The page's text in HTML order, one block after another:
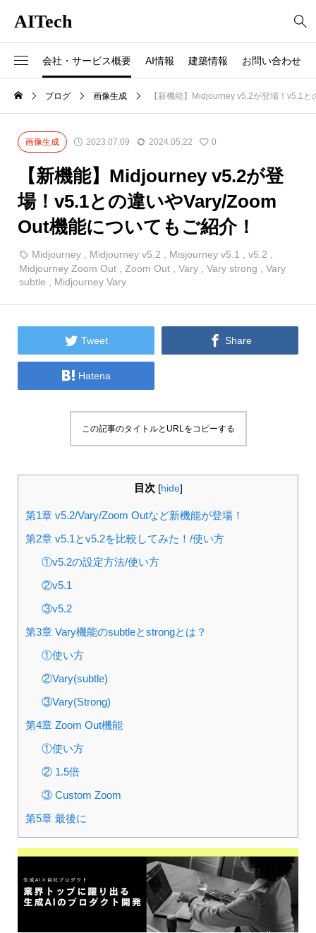
AITech
会社・サービス概要 AI情報 建築情報 お問い合わせ
ブログ 画像生成 【新機能】Midjourney v5.2が登場！v5.1
画像生成 2023.07.09 2024.05.22 0
【新機能】Midjourney v5.2が登
場！v5.1との違いやVary/Zoom
Out機能についてもご紹介！
Midjourney Midjourney v5.2 Misjourney v5.1 v5.2
Midjourney Zoom Out
Zoom Out Vary Vary strong
Vary
subtle
Midjourney Vary
 Tweet  Share
 Hatena
この記事のタイトルとURLをコピーする
目次 [hide]
第1章 v5.2/Vary/Zoom Outなど新機能が登場！
第2章 v5.1とv5.2を比較してみた！/使い方
①v5.2の設定方法/使い方
②v5.1
③v5.2
第3章 Vary機能のsubtleとstrongとは？
①使い方
②Vary(subtle)
③Vary(Strong)
第4章 Zoom Out機能
①使い方
② 1.5倍
③ Custom Zoom
第5章 最後に